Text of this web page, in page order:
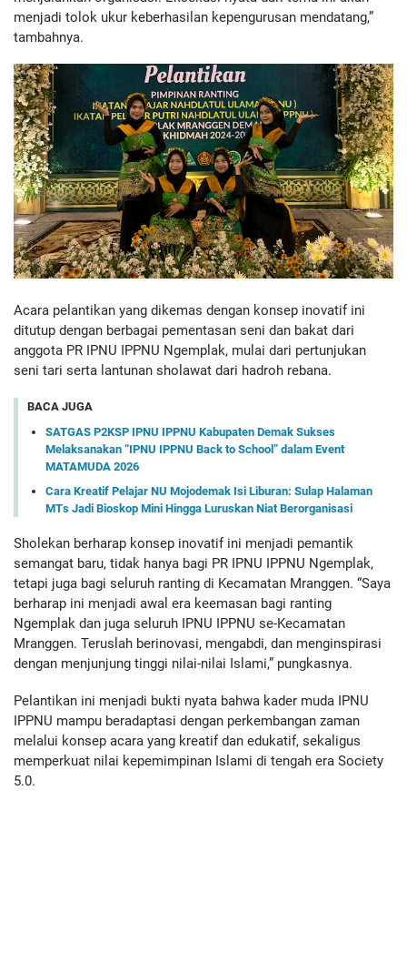
menjadi tolok ukur keberhasilan kepengurusan mendatang,”
tambahnya.
Acara pelantikan yang dikemas dengan konsep inovatif ini
ditutup dengan berbagai pementasan seni dan bakat dari
anggota PR IPNU IPPNU Ngemplak, mulai dari pertunjukan
seni tari serta lantunan sholawat dari hadroh rebana.
BACA JUGA
SATGAS P2KSP IPNU IPPNU Kabupaten Demak Sukses
Melaksanakan “IPNU IPPNU Back to School” dalam Event
MATAMUDA 2026
Cara Kreatif Pelajar NU Mojodemak Isi Liburan: Sulap Halaman
MTs Jadi Bioskop Mini Hingga Luruskan Niat Berorganisasi
Sholekan berharap konsep inovatif ini menjadi pemantik
semangat baru, tidak hanya bagi PR IPNU IPPNU Ngemplak,
tetapi juga bagi seluruh ranting di Kecamatan Mranggen. “Saya
berharap ini menjadi awal era keemasan bagi ranting
Ngemplak dan juga seluruh IPNU IPPNU se-Kecamatan
Mranggen. Teruslah berinovasi, mengabdi, dan menginspirasi
dengan menjunjung tinggi nilai-nilai Islami,” pungkasnya.
Pelantikan ini menjadi bukti nyata bahwa kader muda IPNU
IPPNU mampu beradaptasi dengan perkembangan zaman
melalui konsep acara yang kreatif dan edukatif, sekaligus
memperkuat nilai kepemimpinan Islami di tengah era Society
5.0.